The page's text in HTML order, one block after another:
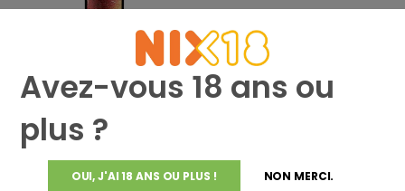
Avez-vous 18 ans ou
plus ?
OUI, J'AI 18 ANS OU PLUS ! NON MERCI.
Bibi Graetz
Bibi Graetz Colore 2018